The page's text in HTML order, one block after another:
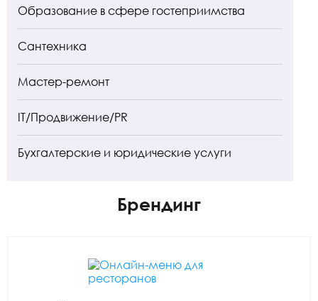
Образование в сфере гостеприимства
Сантехника
Мастер-ремонт
IT/Продвижение/PR
Бухгалтерские и юридические услуги
Брендинг